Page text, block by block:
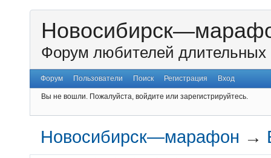
Форум любителей длительных
Форум Пользователи Поиск Регистрация Вход
Вы не вошли. Пожалуйста, войдите или зарегистрируйтесь.
Новосибирск—марафон →